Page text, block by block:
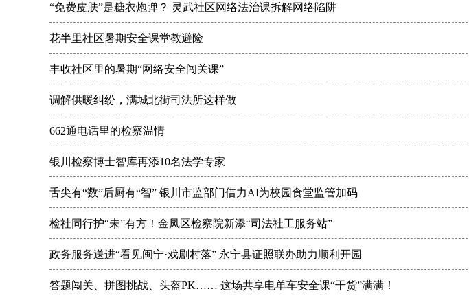
“免费皮肤”是糖衣炮弹？ 灵武社区网络法治课拆解网络陷阱
花半里社区暑期安全课堂教避险
丰收社区里的暑期“网络安全闯关课”
调解供暖纠纷，满城北街司法所这样做
662通电话里的检察温情
银川检察博士智库再添10名法学专家
舌尖有“数”后厨有“智” 银川市监部门借力AI为校园食堂监管加码
检社同行护“未”有方！金凤区检察院新添“司法社工服务站”
政务服务送进“看见闽宁·戏剧村落” 永宁县证照联办助力顺利开园
答题闯关、拼图挑战、头盔PK…… 这场共享电单车安全课“干货”满满！